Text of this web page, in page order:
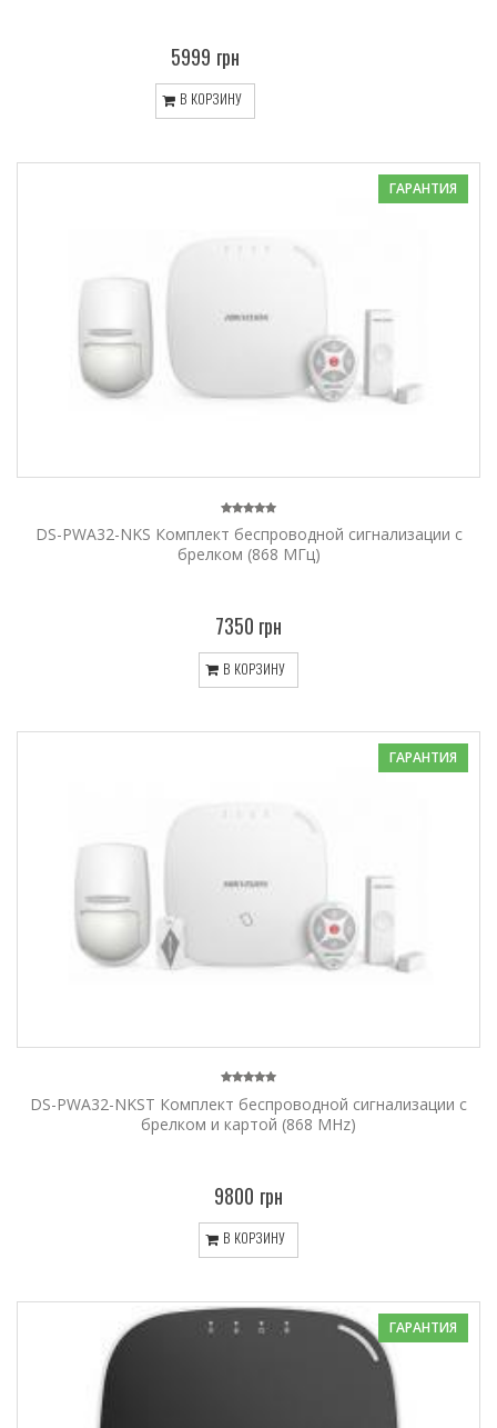
5999 грн
В КОРЗИНУ
ГАРАНТИЯ
DS-PWA32-NKS Комплект беспроводной сигнализации с
брелком (868 MГц)
7350 грн
В КОРЗИНУ
ГАРАНТИЯ
DS-PWA32-NKST Комплект беспроводной сигнализации с
брелком и картой (868 MHz)
9800 грн
В КОРЗИНУ
ГАРАНТИЯ